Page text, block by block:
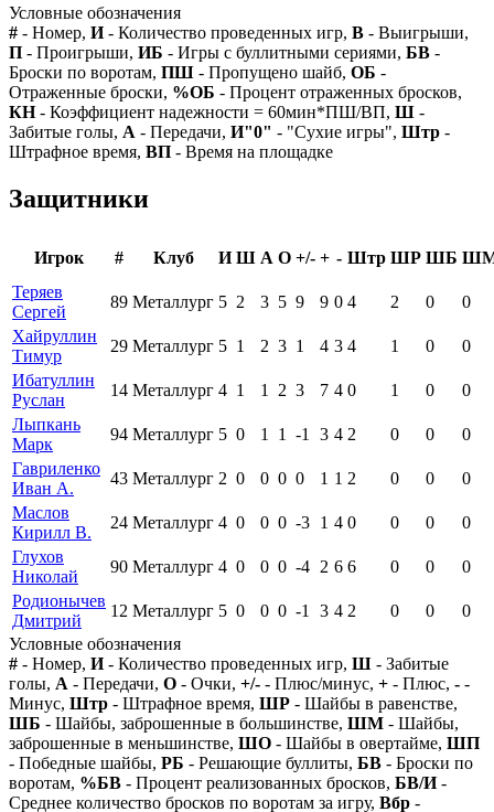
Условные обозначения
# - Номер, И- Количество проведенных игр, В - Выигрыши,
П - Проигрыши, ИБ - Игры с буллитными сериями, БВ -
Броски по воротам, ПШ - Пропущено шайб, ОБ -
Отраженные броски, %ОБ - Процент отраженных бросков,
КН- Коэффициент надежности = 60мин*ПШ/ВП, Ш -
Забитые голы, А - Передачи, И"0" - "Сухие игры", Штр -
Штрафное время, ВП - Время на площадке
Защитники
Игрок # Клуб И Ш А О +/- + - Штр ШР ШБ
Теряев
Сергей
89 Металлург 5 2 3 5 9 9 0 4 2 0
0
Хайруллин
Тимур
29 Металлург 5 1 2 3 1 4 3 4 1 0
0
Ибатуллин
Руслан
14 Металлург 4 1 1 2 3 7 4 0 1 0
0
Лыпкань
Марк
94 Металлург 5 0 1 1 -1 3 4 2 0 0
0
Гавриленко
Иван А.
43 Металлург 2 0 0 0 0 1 1 2 0 0
0
Маслов
Кирилл В.
24 Металлург 4 0 0 0 -3 1 4 0 0 0
0
Глухов
Николай
90 Металлург 4 0 0 0 -4 2 6 6 0 0
0
Родионычев
Дмитрий
12 Металлург 5 0 0 0 -1 3 4 2 0 0
0
Условные обозначения
# - Номер, И- Количество проведенных игр, Ш - Забитые
голы, А - Передачи, О - Очки, +/- - Плюс/минус, + - Плюс, - -
Минус, Штр - Штрафное время, ШР - Шайбы в равенстве,
ШБ - Шайбы, заброшенные в большинстве, ШМ - Шайбы,
заброшенные в меньшинстве, ШО - Шайбы в овертайме, ШП
- Победные шайбы, РБ - Решающие буллиты, БВ - Броски по
воротам, %БВ - Процент реализованных бросков, БВ/И-
Среднее количество бросков по воротам за игру, Вбр -